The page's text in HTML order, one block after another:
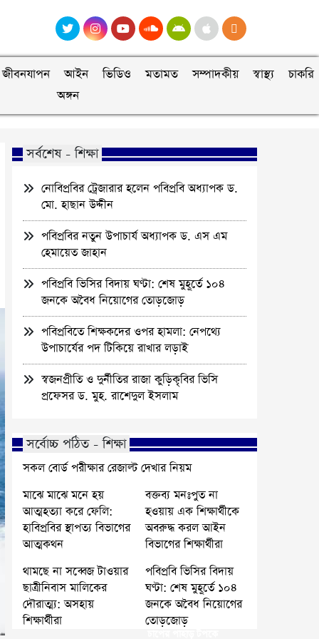
জীবনযাপন
আইন
অঙ্গন
ভিডিও মতামত সম্পাদকীয় স্বাস্থ্য চাকরি
সর্বশেষ - শিক্ষা
নোবিপ্রবির ট্রেজারার হলেন পবিপ্রবি অধ্যাপক ড.
মো. হাছান উদ্দীন
পবিপ্রবির নতুন উপাচার্য অধ্যাপক ড. এস এম
হেমায়েত জাহান
পবিপ্রবি ভিসির বিদায় ঘণ্টা: শেষ মুহূর্তে ১০৪
জনকে অবৈধ নিয়োগের তোড়জোড়
পবিপ্রবিতে শিক্ষকদের ওপর হামলা: নেপথ্যে
উপাচার্যের পদ টিকিয়ে রাখার লড়াই
স্বজনপ্রীতি ও দুর্নীতির রাজা কুড়িকৃবির ভিসি
প্রফেসর ড. মুহ. রাশেদুল ইসলাম
সর্বোচ্চ পঠিত - শিক্ষা
সকল বোর্ড পরীক্ষার রেজাল্ট দেখার নিয়ম
মাঝে মাঝে মনে হয়
আত্মহত্যা করে ফেলি:
হাবিপ্রবির স্থাপত্য বিভাগের
আত্মকথন
বক্তব্য মনঃপুত না
হওয়ায় এক শিক্ষার্থীকে
অবরুদ্ধ করল আইন
বিভাগের শিক্ষার্থীরা
থামছে না সব্বেজ টাওয়ার
ছাত্রীনিবাস মালিকের
দৌরাত্ম্য: অসহায়
শিক্ষার্থীরা
পবিপ্রবি ভিসির বিদায়
ঘণ্টা: শেষ মুহূর্তে ১০৪
জনকে অবৈধ নিয়োগের
তোড়জোড়